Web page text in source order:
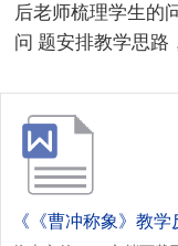
后老师梳理学生的
问 题安排教学思路
《《曹冲称象》教学